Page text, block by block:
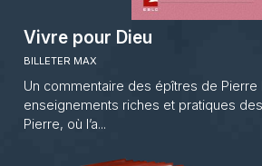
Vivre pour Dieu
BILLETER MAX
Un commentaire des épîtres de Pierre
enseignements riches et pratiques
Pierre, où l’a...